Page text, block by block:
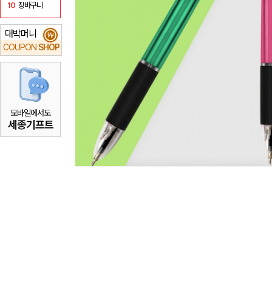
10 장바구니
대박머니
COUPON SHOP
₩
모바일에서도
세종기프트